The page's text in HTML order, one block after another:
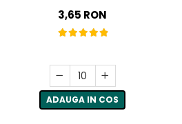
3,65 RON
ADAUGA IN COS